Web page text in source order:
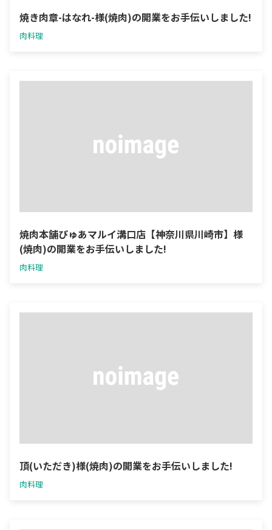
焼き肉章-はなれ-様(焼肉)の開業をお手伝いしました!
肉料理
焼肉本舗ぴゅあマルイ溝口店【神奈川県川崎市】様
(焼肉)の開業をお手伝いしました!
肉料理
頂(いただき)様(焼肉)の開業をお手伝いしました!
肉料理